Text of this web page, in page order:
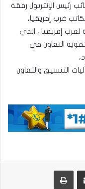
رئيس الإنتربول رفقة
غرب إفريقيا،
لغرب إفريقيا ، الذي
التعاون في
التنسيق والتعاون
مشاركة عبر البريد طباعة